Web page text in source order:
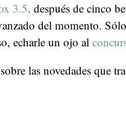
3.5. después de cinco
del momento.
echarle un ojo al
las novedades que